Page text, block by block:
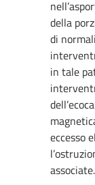
della
di
in tale
eccesso
associate.